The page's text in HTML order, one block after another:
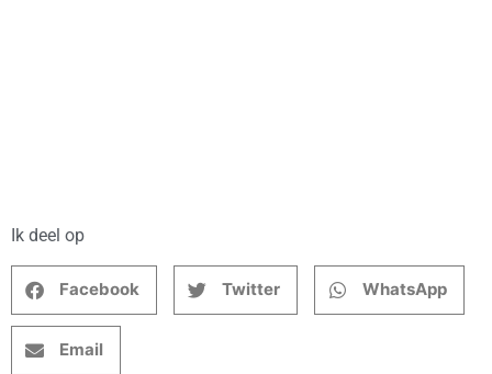
Ik deel op
Facebook Twitter WhatsApp
Email